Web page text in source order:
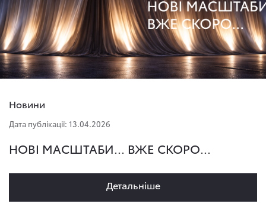
Новини
Дата публікації: 13.04.2026
НОВІ МАСШТАБИ... ВЖЕ СКОРО...
Детальнiше